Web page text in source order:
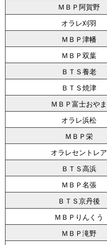
ＭＢＰ阿賀野
オラレ刈羽
ＭＢＰ津幡
ＭＢＰ双葉
ＢＴＳ養老
ＢＴＳ焼津
ＭＢＰ富士おやま
オラレ浜松
ＭＢＰ栄
オラレセントレア
ＢＴＳ高浜
ＭＢＰ名張
ＢＴＳ京丹後
ＭＢＰりんくう
ＭＢＰ滝野